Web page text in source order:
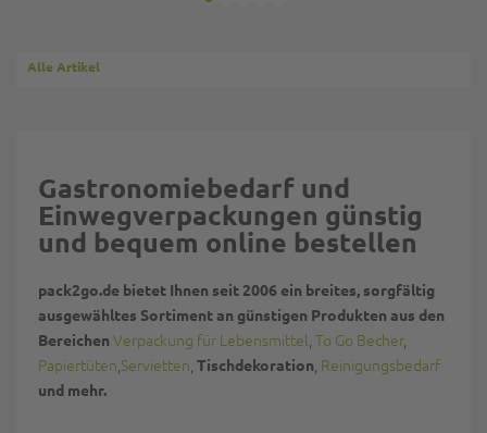
Alle Artikel
Gastronomiebedarf und
Einwegverpackungen günstig
und bequem online bestellen
pack2go.de bietet Ihnen seit 2006 ein breites, sorgfältig
ausgewähltes Sortiment an günstigen Produkten aus den
Bereichen Verpackung für Lebensmittel, To Go Becher,
Papiertüten,Servietten, Tischdekoration, Reinigungsbedarf
und mehr.